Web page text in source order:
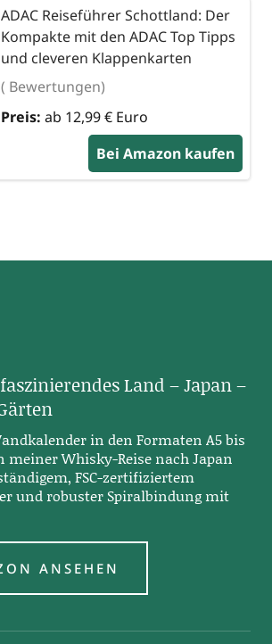
ADAC Reiseführer Schottland: Der
Kompakte mit den ADAC Top Tipps
und cleveren Klappenkarten
( Bewertungen)
Preis: ab 12,99 € Euro
Bei Amazon kaufen
Land – Japan –
in den Formaten A5 bis
meiner Whisky-Reise nach Japan
FSC-zertifiziertem
und robuster Spiralbindung mit
ANSEHEN